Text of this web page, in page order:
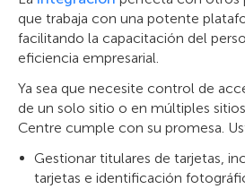
que trabaja con una potente
facilitando la capacitación del
eficiencia empresarial.
Ya sea que necesite control de
de un solo sitio o en múltiples
Centre cumple con su promesa.
Gestionar titulares de tarjetas,
tarjetas e identificación